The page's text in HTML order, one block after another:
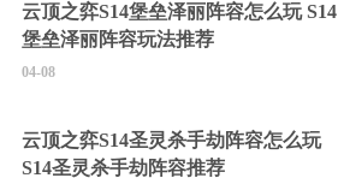
云顶之弈S14堡垒泽丽阵容怎么玩 S14
堡垒泽丽阵容玩法推荐
04-08
云顶之弈S14圣灵杀手劫阵容怎么玩
S14圣灵杀手劫阵容推荐